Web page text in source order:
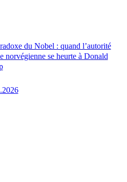
du Nobel : quand l’autorité
norvégienne se heurte à Donald